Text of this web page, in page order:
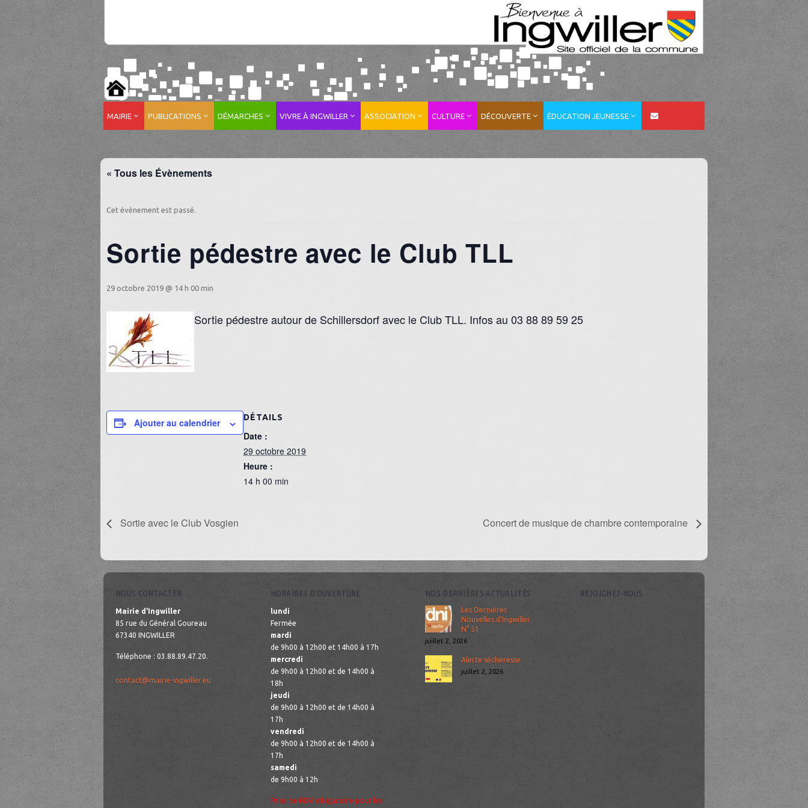
MAIRIE PUBLICATIONS DÉMARCHES VIVRE À INGWILLER ASSOCIATION CULTURE DÉCOUVERTE ÉDUCATION JEUNESSE
« Tous les Évènements
Cet évènement est passé.
Sortie pédestre avec le Club TLL
29 octobre 2019 @ 14 h 00 min
Sortie pédestre autour de Schillersdorf avec le Club TLL. Infos au 03 88 89 59 25
Ajouter au calendrier DÉTAILS
Date :
29 octobre 2019
Heure :
14 h 00 min
Sortie avec le Club Vosgien Concert de musique de chambre contemporaine
NOUS CONTACTER
Mairie d’Ingwiller
85 rue du Général Goureau
67340 INGWILLER
Téléphone : 03.88.89.47.20.
contact@mairie-ingwiller.eu
HORAIRES D’OUVERTURE
lundi
Fermée
mardi
de 9h00 à 12h00 et 14h00 à 17h
mercredi
de 9h00 à 12h00 et de 14h00 à
18h
jeudi
de 9h00 à 12h00 et de 14h00 à
17h
vendredi
de 9h00 à 12h00 et de 14h00 à
17h
samedi
de 9h00 à 12h
Prise de RDV obligatoire pour les
NOS DERNIÈRES ACTUALITÉS
Les Dernières
Nouvelles d’Ingwiller
N° 51
juillet 2, 2026
Alerte sécheresse
juillet 2, 2026
REJOIGNEZ-NOUS